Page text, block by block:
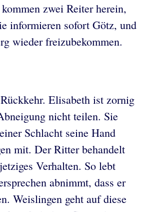
zwei Reiter herein,
informieren sofort Götz, und
wieder freizubekommen.
Elisabeth ist zornig
nicht teilen. Sie
Schlacht seine Hand
mit. Der Ritter behandelt
Verhalten. So lebt
abnimmt, dass er
Weislingen geht auf diese